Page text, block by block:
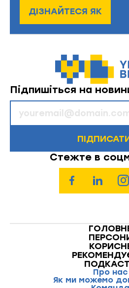
ДІЗНАЙТЕСЯ ЯК
Підпишіться на
Стежте в
Про нас
Як ми можемо